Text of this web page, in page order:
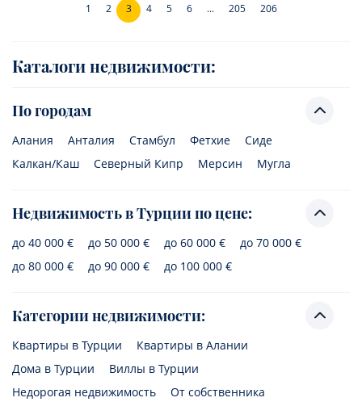
1 2 3 4 5 6 ... 205 206
Каталоги недвижимости:
По городам
Алания Анталия Стамбул Фетхие
Сиде
Калкан/Каш
Северный Кипр Мерсин Мугла
Недвижимость в Турции по цене:
до 40 000 € до 50 000 € до 60 000 €
до 70 000 €
до 80 000 €
до 90 000 € до 100 000 €
Категории недвижимости:
Квартиры в Турции
Квартиры в Алании
Дома в Турции
Виллы в Турции
Недорогая недвижимость
От собственника